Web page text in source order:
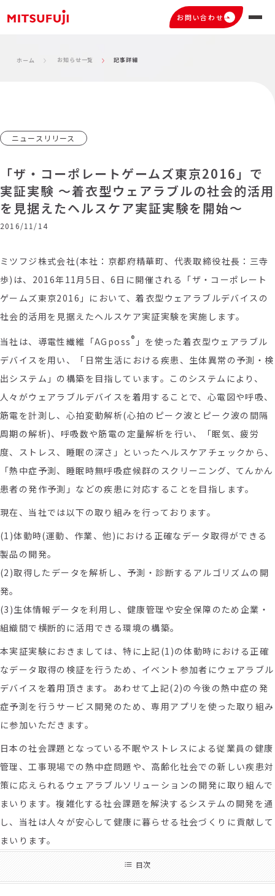
お問い合わせ
ホーム お知らせ一覧 記事詳細
ニュースリリース
「ザ・コーポレートゲームズ東京2016」で
実証実験 ～着衣型ウェアラブルの社会的活用
を見据えたヘルスケア実証実験を開始～
2016/11/14
ミツフジ株式会社(本社：京都府精華町、代表取締役社長：三寺
歩)は、2016年11月5日、6日に開催される「ザ・コーポレート
ゲームズ東京2016」において、着衣型ウェアラブルデバイスの
社会的活用を見据えたヘルスケア実証実験を実施します。
当社は、導電性繊維「AGposs® 」を使った着衣型ウェアラブル
デバイスを用い、「日常生活における疾患、生体異常の予測・検
出システム」の構築を目指しています。このシステムにより、
人々がウェアラブルデバイスを着用することで、心電図や呼吸、
筋電を計測し、心拍変動解析(心拍のピーク波とピーク波の間隔
周期の解析)、呼吸数や筋電の定量解析を行い、「眠気、疲労
度、ストレス、睡眠の深さ」といったヘルスケアチェックから、
「熱中症予測、睡眠時無呼吸症候群のスクリーニング、てんかん
患者の発作予測」などの疾患に対応することを目指します。
現在、当社では以下の取り組みを行っております。
(1)体動時(運動、作業、他)における正確なデータ取得ができる
製品の開発。
(2)取得したデータを解析し、予測・診断するアルゴリズムの開
発。
(3)生体情報データを利用し、健康管理や安全保障のため企業・
組織間で横断的に活用できる環境の構築。
本実証実験におきましては、特に上記(1)の体動時における正確
なデータ取得の検証を行うため、イベント参加者にウェアラブル
デバイスを着用頂きます。あわせて上記(2)の今後の熱中症の発
症予測を行うサービス開発のため、専用アプリを使った取り組み
に参加いただきます。
日本の社会課題となっている不眠やストレスによる従業員の健康
管理、工事現場での熱中症問題や、高齢化社会での新しい疾患対
策に応えられるウェアラブルソリューションの開発に取り組んで
まいります。複雑化する社会課題を解決するシステムの開発を通
し、当社は人々が安心して健康に暮らせる社会づくりに貢献して
まいります。
目次